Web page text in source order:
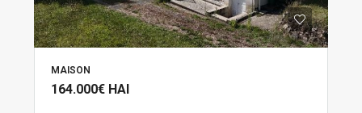
MAISON
164.000€ HAI